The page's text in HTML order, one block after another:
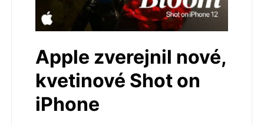
Apple zverejnil nové,
kvetinové Shot on
iPhone